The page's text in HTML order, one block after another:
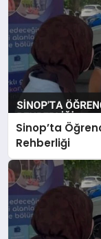
Sinop’ta
Rehberliği